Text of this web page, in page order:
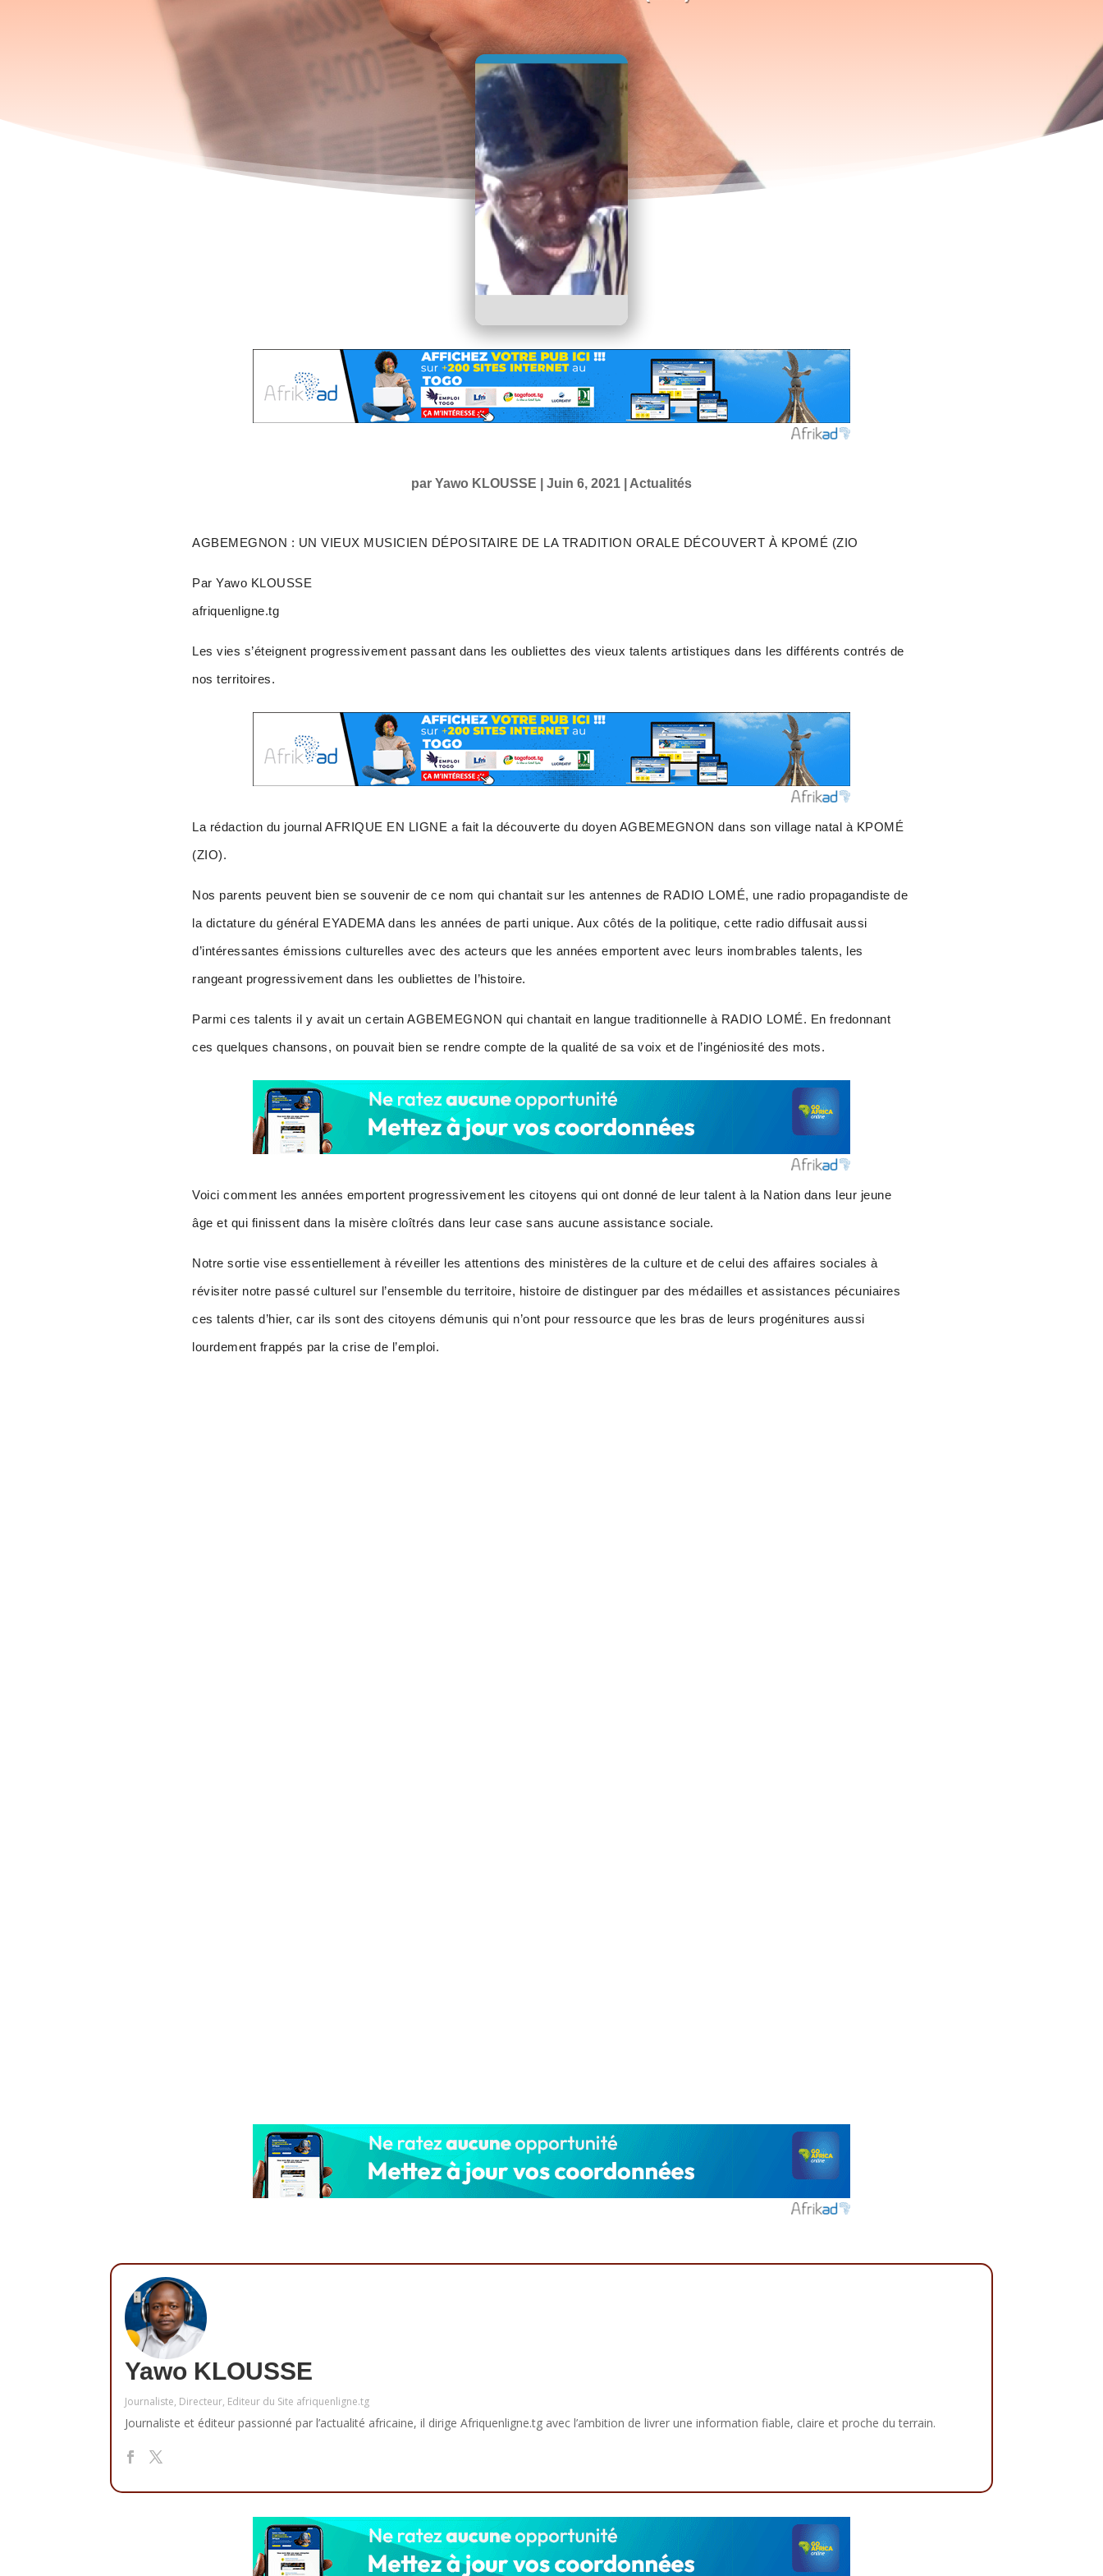
par Yawo KLOUSSE Juin 6, 2021 Actualités
AGBEMEGNON : UN VIEUX MUSICIEN DÉPOSITAIRE DE LA TRADITION ORALE DÉCOUVERT À KPOMÉ (ZIO
Par Yawo KLOUSSE
afriquenligne.tg
Les vies s’éteignent progressivement passant dans les oubliettes des vieux talents artistiques dans les différents contrés de
nos territoires.
La rédaction du journal AFRIQUE EN LIGNE a fait la découverte du doyen AGBEMEGNON dans son village natal à KPOMÉ
(ZIO).
Nos parents peuvent bien se souvenir de ce nom qui chantait sur les antennes de RADIO LOMÉ, une radio propagandiste de
la dictature du général EYADEMA dans les années de parti unique. Aux côtés de la politique, cette radio diffusait aussi
d’intéressantes émissions culturelles avec des acteurs que les années emportent avec leurs inombrables talents, les
rangeant progressivement dans les oubliettes de l’histoire.
Parmi ces talents il y avait un certain AGBEMEGNON qui chantait en langue traditionnelle à RADIO LOMÉ. En fredonnant
ces quelques chansons, on pouvait bien se rendre compte de la qualité de sa voix et de l’ingéniosité des mots.
Voici comment les années emportent progressivement les citoyens qui ont donné de leur talent à la Nation dans leur jeune
âge et qui finissent dans la misère cloîtrés dans leur case sans aucune assistance sociale.
Notre sortie vise essentiellement à réveiller les attentions des ministères de la culture et de celui des affaires sociales à
révisiter notre passé culturel sur l’ensemble du territoire, histoire de distinguer par des médailles et assistances pécuniaires
ces talents d’hier, car ils sont des citoyens démunis qui n’ont pour ressource que les bras de leurs progénitures aussi
lourdement frappés par la crise de l’emploi.
Yawo KLOUSSE
Journaliste, Directeur, Editeur du Site afriquenligne.tg
Journaliste et éditeur passionné par l’actualité africaine, il dirige Afriquenligne.tg avec l’ambition de livrer une information fiable, claire et proche du terrain.